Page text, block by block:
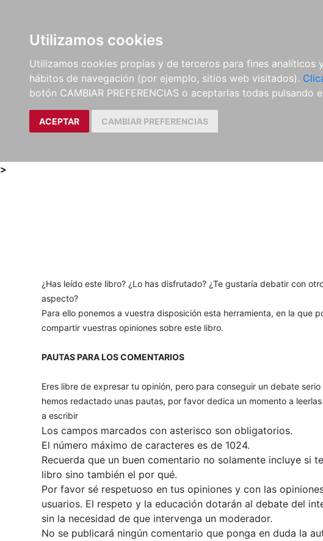
Utilizamos cookies
Utilizamos cookies propias y de terceros para fines
hábitos de navegación (por ejemplo, sitios web visitados).
botón CAMBIAR PREFERENCIAS o aceptarlas todas pulsando
ACEPTAR CAMBIAR PREFERENCIAS
LIBROS
MÉTODOS Y
EJERCICIOS
PARTITURAS Y EDICIONES
CRÍTICAS
>
¿Has leído este libro? ¿Lo has disfrutado? ¿Te gustaría debatir con
aspecto?
Para ello ponemos a vuestra disposición esta herramienta, en la que
compartir vuestras opiniones sobre este libro.
PAUTAS PARA LOS COMENTARIOS
Eres libre de expresar tu opinión, pero para conseguir un debate
hemos redactado unas pautas, por favor dedica un momento a
a escribir
Los campos marcados con asterisco son obligatorios.
El número máximo de caracteres es de 1024.
Recuerda que un buen comentario no solamente incluye si
libro sino también el por qué.
Por favor sé respetuoso en tus opiniones y con las
usuarios. El respeto y la educación dotarán al debate del
sin la necesidad de que intervenga un moderador.
No se publicará ningún comentario que ponga en duda la